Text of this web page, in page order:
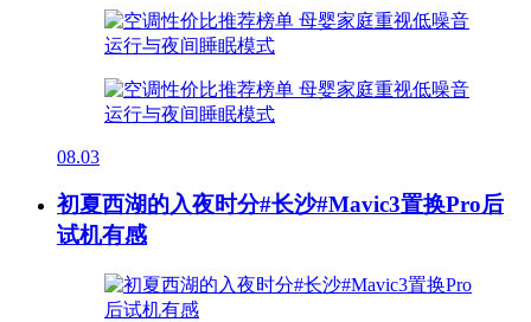
08.03
初夏西湖的入夜时分#长沙#Mavic3置换Pro后
试机有感